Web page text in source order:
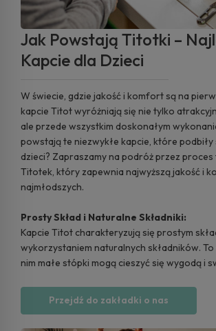
Jak Powstają Titotki –
Kapcie dla Dzieci
W świecie, gdzie jakość i komfort są na
kapcie Titot wyróżniają się nie tylko
ale przede wszystkim doskonałym
powstają te niezwykłe kapcie, które
dzieci? Zapraszamy na podróż przez
Titotek, który zapewnia najwyższą jakość i
najmłodszych.
Prosty Skład i Naturalne Składniki:
Kapcie Titot charakteryzują się prostym
wykorzystaniem naturalnych składników. To
nim małe stópki mogą cieszyć się wygodą i
Przejdź do zakładki o nas